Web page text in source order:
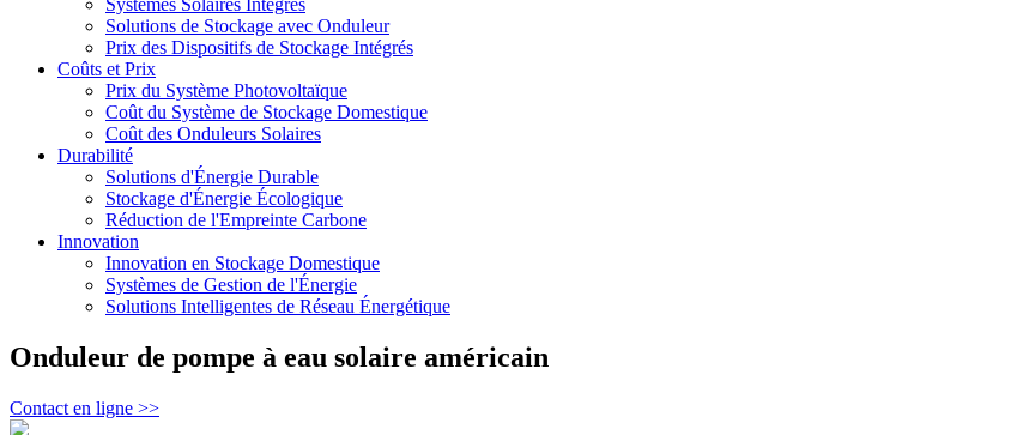
Systèmes Solaires Intégrés
Solutions de Stockage avec Onduleur
Prix des Dispositifs de Stockage Intégrés
Coûts et Prix
Prix du Système Photovoltaïque
Coût du Système de Stockage Domestique
Coût des Onduleurs Solaires
Durabilité
Solutions d'Énergie Durable
Stockage d'Énergie Écologique
Réduction de l'Empreinte Carbone
Innovation
Innovation en Stockage Domestique
Systèmes de Gestion de l'Énergie
Solutions Intelligentes de Réseau Énergétique
Onduleur de pompe à eau solaire américain
Contact en ligne >>